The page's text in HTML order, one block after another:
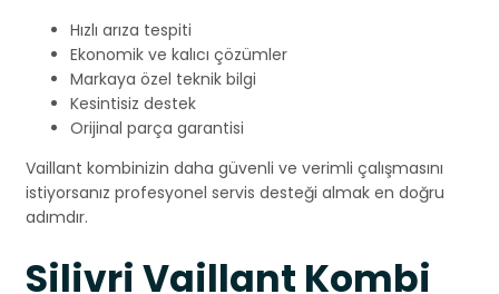
Hızlı arıza tespiti
Ekonomik ve kalıcı çözümler
Markaya özel teknik bilgi
Kesintisiz destek
Orijinal parça garantisi
Vaillant kombinizin daha güvenli ve verimli çalışmasını
istiyorsanız profesyonel servis desteği almak en doğru
adımdır.
Silivri Vaillant Kombi